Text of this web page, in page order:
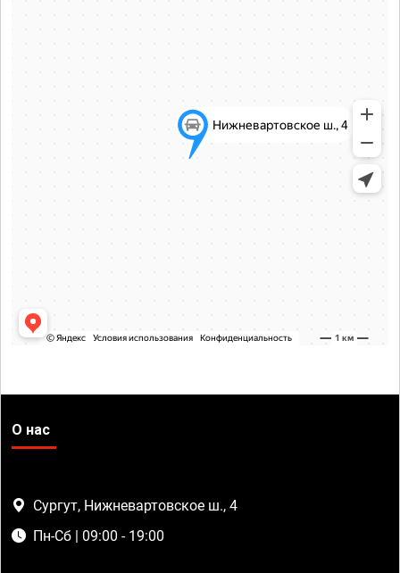
О нас
Сургут, Нижневартовское ш., 4
Пн-Сб | 09:00 - 19:00